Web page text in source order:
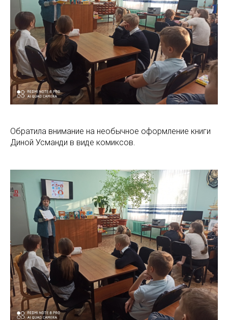
Обратила внимание на необычное оформление книги
Диной Усманди в виде комиксов.